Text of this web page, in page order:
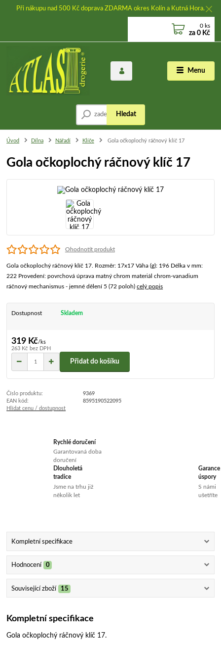
Při nákupu nad 500 Kč doprava ZDARMA okres Kolín a Kutná Hora.
Menu
Hledat
0 ks
za 0 Kč
Úvod Dílna Nářadí Klíče Gola očkoplochý ráčnový klíč 17
Gola očkoplochý ráčnový klíč 17
Ohodnotit produkt
Gola očkoplochý ráčnový klíč 17. Rozměr: 17x17 Váha (g): 196 Délka v mm:
222 Provedení: povrchová úprava matný chrom materiál chrom-vanadium
ráčnový mechanismus - jemné dělení 5 (72 poloh)celý popis
Dostupnost Skladem
319 Kč/ks
263 Kč bez DPH
Přidat do košíku
Číslo produktu:
9369
EAN kód:
8595190522095
Hlídat cenu / dostupnost
Rychlé doručení
Garantovaná doba
doručení
Dlouholetá
tradice
Jsme na trhu již
několik let
Garance
úspory
S námi
ušetříte
Kompletní specifikace
Hodnocení 0
Související zboží 15
Kompletní specifikace
Gola očkoplochý ráčnový klíč 17.